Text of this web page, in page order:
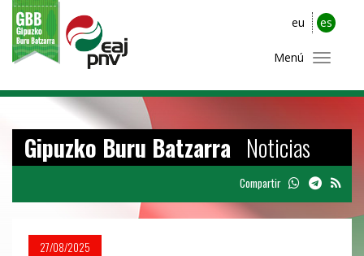
eu es
Menú
Gipuzko Buru Batzarra Noticias
Compartir
27/08/2025